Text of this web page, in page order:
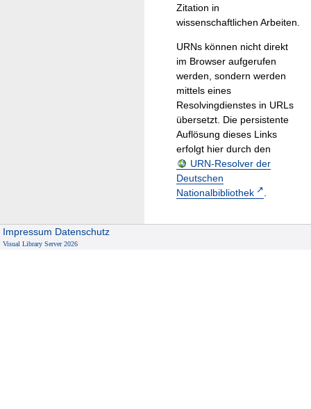
Zitation in
wissenschaftlichen Arbeiten.
URNs können nicht direkt
im Browser aufgerufen
werden, sondern werden
mittels eines
Resolvingdienstes in URLs
übersetzt. Die persistente
Auflösung dieses Links
erfolgt hier durch den
URN-Resolver der
Deutschen
Nationalbibliothek
.
Impressum Datenschutz
Visual Library Server 2026